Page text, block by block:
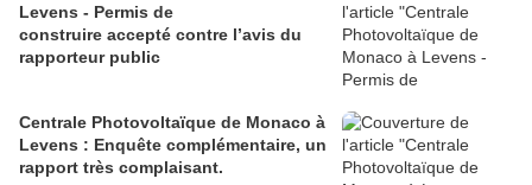
Levens - Permis de
construire accepté contre l’avis du
rapporteur public
Centrale Photovoltaïque de Monaco à
Levens : Enquête complémentaire, un
rapport très complaisant.